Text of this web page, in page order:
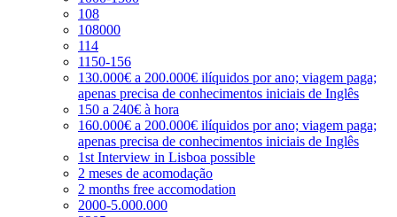
108
108000
114
1150-156
130.000€ a 200.000€ ilíquidos por ano; viagem paga;
apenas precisa de conhecimentos iniciais de Inglês
150 a 240€ à hora
160.000€ a 200.000€ ilíquidos por ano; viagem paga;
apenas precisa de conhecimentos iniciais de Inglês
1st Interview in Lisboa possible
2 meses de acomodação
2 months free accomodation
2000-5.000.000